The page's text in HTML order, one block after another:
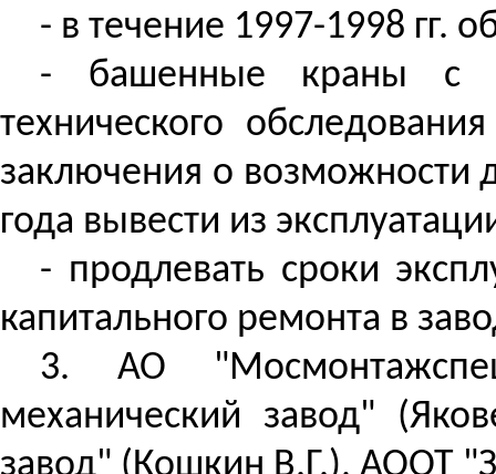
- в течение 1997-1998 гг.
- башенные краны с
технического
заключения о возможности
года вывести из
- продлевать сроки
капитального ремонта в
3. АО "
механический завод"